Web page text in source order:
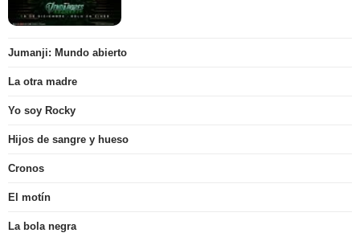
Jumanji: Mundo abierto
La otra madre
Yo soy Rocky
Hijos de sangre y hueso
Cronos
El motín
La bola negra